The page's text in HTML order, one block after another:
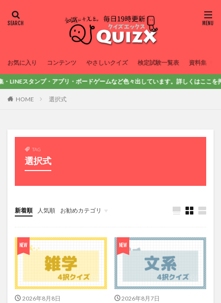
お気に入り コンテンツ やさしいクイズ 検定試験一覧表 資料集
・アプリ・ボードゲームなど色々出しています。詳しくはここを押してみて
HOME 選択式
TAG
選択式
新着順 人気順 お勧めカテゴリ
コラム
問題集
検定試験
資料集
ニュース
2026年8月8日 2026年8月7日